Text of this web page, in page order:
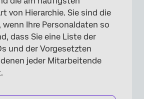
von Hierarchie. Sie sind die
Ihre Personaldaten so
dass Sie eine Liste der
und der Vorgesetzten
jeder Mitarbeitende